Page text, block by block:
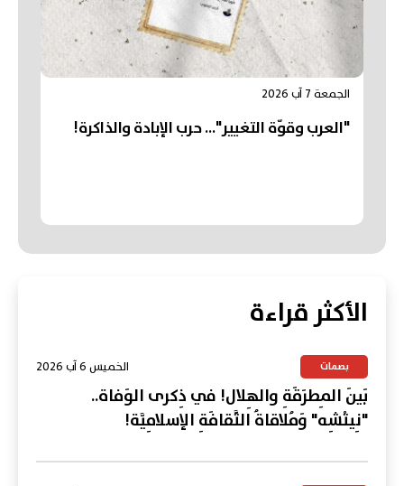
الجمعة 7 آب 2026
"العرب وقوّة التغيير"... حرب الإبادة والذاكرة!
الأكثر قراءة
بصمات الخميس 6 آب 2026
بَينَ المِطرَقَةِ والهِلال! في ذِكرى الوَفاة..
"نِيتْشِه" وَمُلاقاةُ الثَّقافَةِ الإسلامِيَّة!